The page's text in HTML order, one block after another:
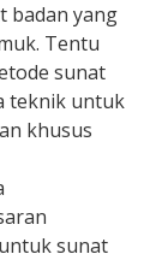
badan yang
Tentu
sunat
teknik untuk
khusus
sunat